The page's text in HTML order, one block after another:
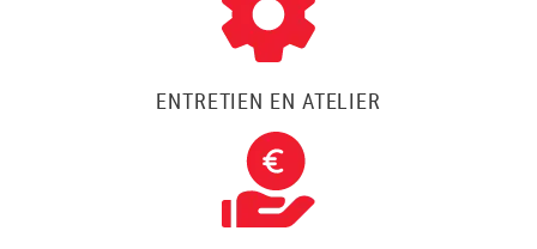
ENTRETIEN EN ATELIER